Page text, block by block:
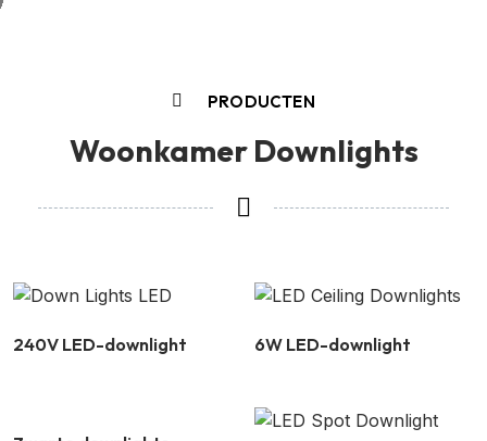
PRODUCTEN
Woonkamer Downlights
240V LED-downlight 6W LED-downlight